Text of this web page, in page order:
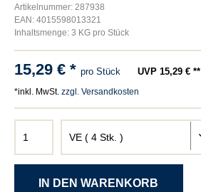
Artikelnummer: 287938
EAN: 4015598013321
Inhaltsmenge: 3 KG pro Stück
15,29 € * pro Stück UVP 15,29 € **
*inkl. MwSt. zzgl. Versandkosten